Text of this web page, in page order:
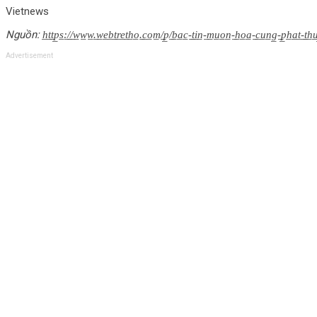
Vietnews
Nguồn: h̲t̲t̲p̲s̲:̲/̲/̲w̲w̲w̲.̲w̲e̲b̲t̲r̲e̲t̲h̲o̲.̲c̲o̲m̲/̲p̲/̲b̲a̲c̲-̲t̲i̲n̲-̲m̲u̲o̲n̲-̲h̲o̲a̲-̲c̲u̲n̲g̲-̲p̲h̲a̲t̲-̲
Advertisement